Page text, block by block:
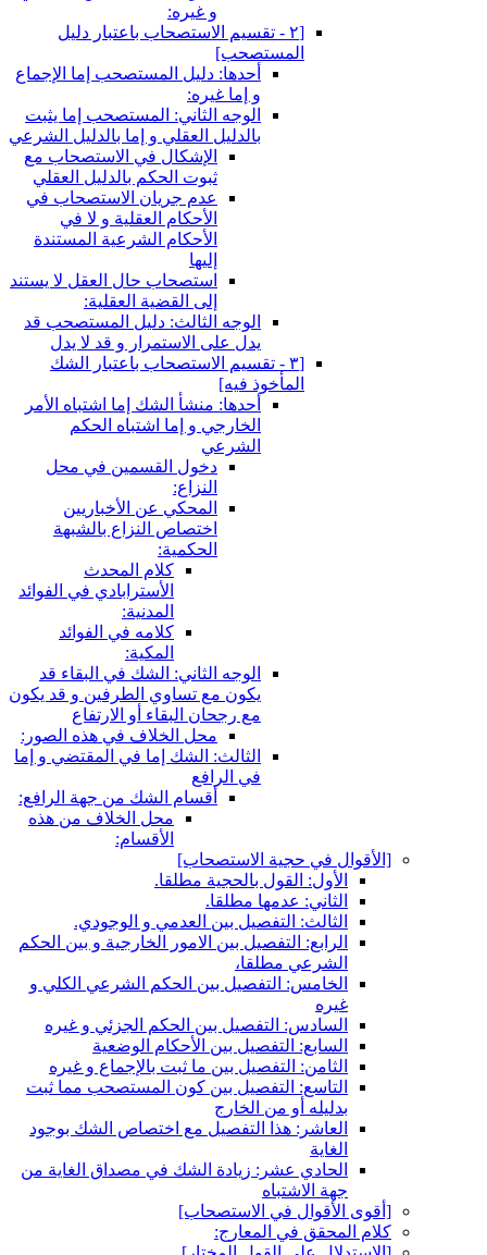
و غيره:
[٢ - تقسيم الاستصحاب باعتبار دليل
المستصحب‏]
أحدها: دليل المستصحب إما الإجماع
و إما غيره:
الوجه الثاني: المستصحب إما يثبت
بالدليل العقلي و إما بالدليل الشرعي
الإشكال في الاستصحاب مع
ثبوت الحكم بالدليل العقلي
عدم جريان الاستصحاب في
الأحكام العقلية و لا في
الأحكام الشرعية المستندة
إليها
استصحاب حال العقل لا يستند
إلى القضية العقلية:
الوجه الثالث: دليل المستصحب قد
يدل على الاستمرار و قد لا يدل
[٣ - تقسيم الاستصحاب باعتبار الشك
المأخوذ فيه‏]
أحدها: منشأ الشك إما اشتباه الأمر
الخارجي و إما اشتباه الحكم
الشرعي
دخول القسمين في محل
النزاع:
المحكي عن الأخباريين
اختصاص النزاع بالشبهة
الحكمية:
كلام المحدث
الأسترابادي في الفوائد
المدنية:
كلامه في الفوائد
المكية:
الوجه الثاني: الشك في البقاء قد
يكون مع تساوي الطرفين و قد يكون
مع رجحان البقاء أو الارتفاع
محل الخلاف في هذه الصور:
الثالث: الشك إما في المقتضي و إما
في الرافع
أقسام الشك من جهة الرافع:
محل الخلاف من هذه
الأقسام:
[الأقوال في حجية الاستصحاب‏]
الأول: القول بالحجية مطلقا.
الثاني: عدمها مطلقا.
الثالث: التفصيل بين العدمي و الوجودي.
الرابع: التفصيل بين الامور الخارجية و بين الحكم
الشرعي مطلقا،
الخامس: التفصيل بين الحكم الشرعي الكلي و
غيره
السادس: التفصيل بين الحكم الجزئي و غيره
السابع: التفصيل بين الأحكام الوضعية
الثامن: التفصيل بين ما ثبت بالإجماع و غيره
التاسع: التفصيل بين كون المستصحب مما ثبت
بدليله أو من الخارج
العاشر: هذا التفصيل مع اختصاص الشك بوجود
الغاية
الحادي عشر: زيادة الشك في مصداق الغاية من
جهة الاشتباه
[أقوى الأقوال في الاستصحاب‏]
كلام المحقق في المعارج: